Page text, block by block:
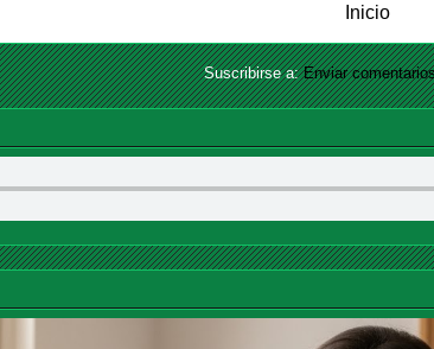
Inicio
Suscribirse a:Enviar